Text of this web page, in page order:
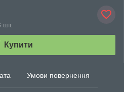
шт.
Купити
Умови повернення